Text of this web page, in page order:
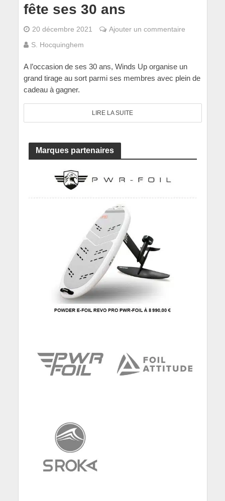
fête ses 30 ans
20 décembre 2021
Ajouter un commentaire
S. Hocquinghem
A l’occasion de ses 30 ans, Winds Up organise un
grand tirage au sort parmi ses membres avec plein de
cadeau à gagner.
LIRE LA SUITE
Marques partenaires